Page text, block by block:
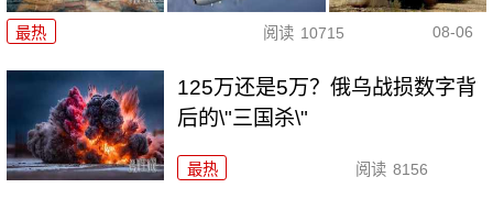
最热 阅读 10715 08-06
125万还是5万？俄乌战损数字背
后的\"三国杀\"
最热 阅读 8156